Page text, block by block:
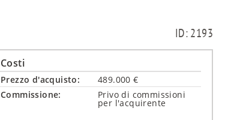
ID: 2193
Costi
Prezzo d'acquisto:
489.000 €
Commissione:
Privo di commissioni
per l'acquirente